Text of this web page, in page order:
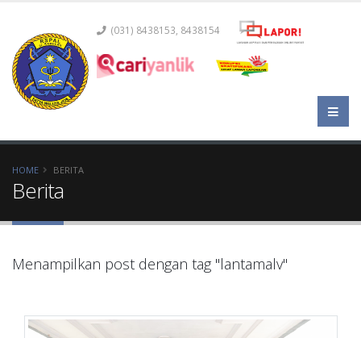
(031) 8438153, 8438154
HOME BERITA
Berita
Menampilkan post dengan tag "lantamalv"